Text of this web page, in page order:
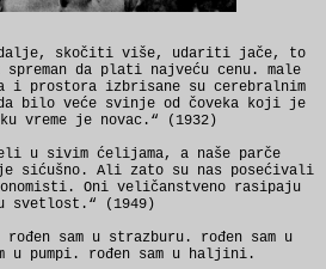
skočiti više, udariti jače, to
da plati najveću cenu. male
i prostora izbrisane su cerebralnim
bilo veće svinje od čoveka koji je
vreme je novac.“ (1932)
u sivim ćelijama, a naše parče
sićušno. Ali zato su nas posećivali
Oni veličanstveno rasipaju
svetlost.“ (1949)
sam u strazburu. rođen sam u
u pumpi. rođen sam u haljini.